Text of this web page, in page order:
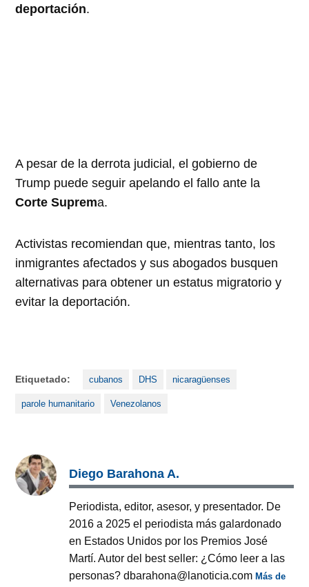
deportación.
A pesar de la derrota judicial, el gobierno de
Trump puede seguir apelando el fallo ante la
Corte Suprema.
Activistas recomiendan que, mientras tanto, los
inmigrantes afectados y sus abogados busquen
alternativas para obtener un estatus migratorio y
evitar la deportación.
Etiquetado: cubanos DHS nicaragüenses
parole humanitario Venezolanos
Diego Barahona A.
Periodista, editor, asesor, y presentador. De
2016 a 2025 el periodista más galardonado
en Estados Unidos por los Premios José
Martí. Autor del best seller: ¿Cómo leer a las
personas? dbarahona@lanoticia.comMás de